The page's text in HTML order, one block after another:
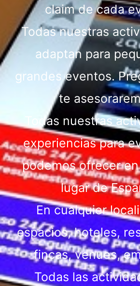
claim de cada
Todas nuestras
adaptan para
grandes eventos.
te
Todas nuestras
experiencias para
podemos ofrecer
lugar de
En cualquier
espacios, hoteles,
fincas, venues,
Todas las